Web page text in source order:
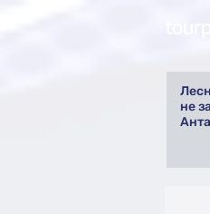
не